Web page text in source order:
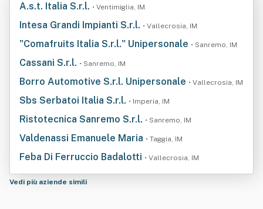
A.s.t. Italia S.r.l. • Ventimiglia, IM
Intesa Grandi Impianti S.r.l. • Vallecrosia, IM
"Comafruits Italia S.r.l." Unipersonale • Sanremo, IM
Cassani S.r.l. • Sanremo, IM
Borro Automotive S.r.l. Unipersonale • Vallecrosia, IM
Sbs Serbatoi Italia S.r.l. • Imperia, IM
Ristotecnica Sanremo S.r.l. • Sanremo, IM
Valdenassi Emanuele Maria • Taggia, IM
Feba Di Ferruccio Badalotti • Vallecrosia, IM
Vedi più aziende simili